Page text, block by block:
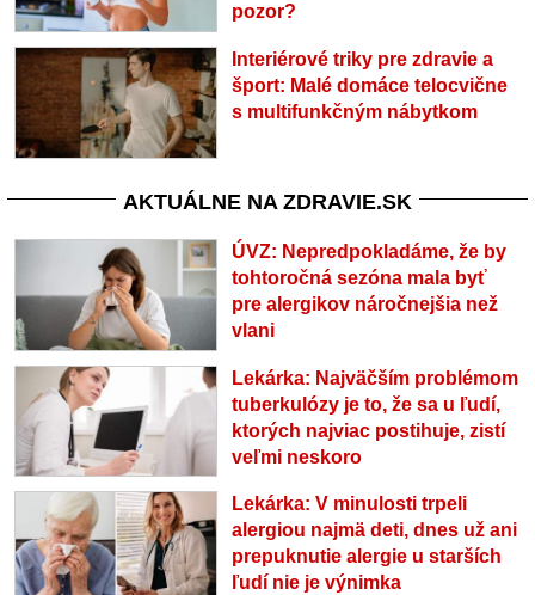
pozor?
Interiérové triky pre zdravie a
šport: Malé domáce telocvične
s multifunkčným nábytkom
AKTUÁLNE NA ZDRAVIE.SK
ÚVZ: Nepredpokladáme, že by
tohtoročná sezóna mala byť
pre alergikov náročnejšia než
vlani
Lekárka: Najväčším problémom
tuberkulózy je to, že sa u ľudí,
ktorých najviac postihuje, zistí
veľmi neskoro
Lekárka: V minulosti trpeli
alergiou najmä deti, dnes už ani
prepuknutie alergie u starších
ľudí nie je výnimka